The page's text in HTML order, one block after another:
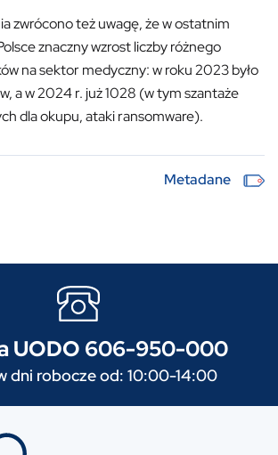
zwrócono też uwagę, że w ostatnim
znaczny wzrost liczby różnego
na sektor medyczny: w roku 2023 było
a w 2024 r. już 1028 (w tym szantaże
dla okupu, ataki ransomware).
Metadane
UODO 606-950-000
dni robocze od: 10:00-14:00